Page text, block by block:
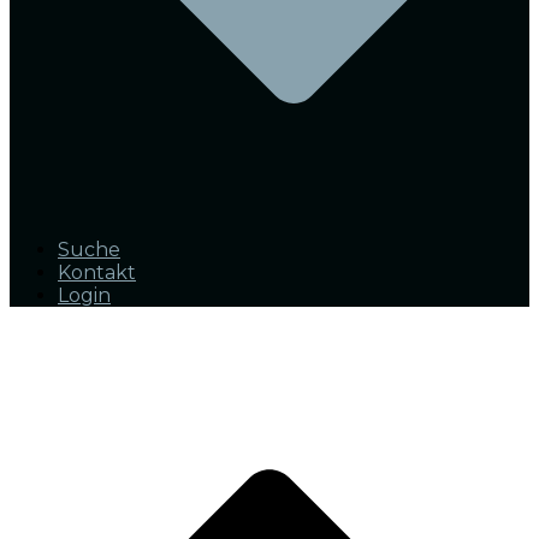
Suche
Kontakt
Login